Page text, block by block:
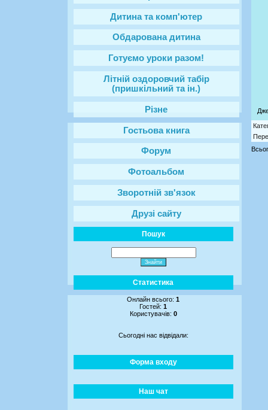
Дитина та комп'ютер
Обдарована дитина
Готуємо уроки разом!
Літній оздоровчий табір
(пришкільний та ін.)
Різне
Гостьова книга
Форум
Фотоальбом
Зворотній зв'язок
Друзі сайту
Пошук
Статистика
Онлайн всього:1
Гостей:1
Користувачів: 0
Сьогодні нас відвідали:
Форма входу
Наш чат